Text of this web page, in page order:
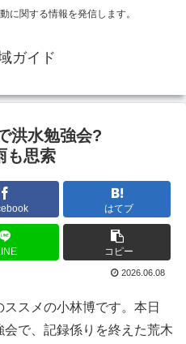
に関する情報を発信します。
ガイド
洪水勉強会?
も思索
はてブ
コピー
2026.06.08
スメの小林博です。本日
で、記録係りを終えた荒木